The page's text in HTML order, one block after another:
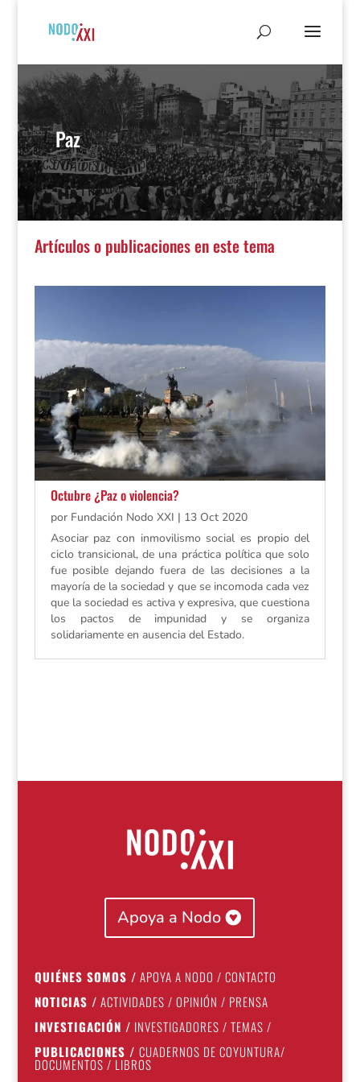
Paz
Artículos o publicaciones en este tema
Octubre ¿Paz o violencia?
por Fundación Nodo XXI | 13 Oct 2020
Asociar paz con inmovilismo social es propio del
ciclo transicional, de una práctica política que solo
fue posible dejando fuera de las decisiones a la
mayoría de la sociedad y que se incomoda cada vez
que la sociedad es activa y expresiva, que cuestiona
los pactos de impunidad y se organiza
solidariamente en ausencia del Estado.
Apoya a Nodo
QUIÉNES SOMOS / APOYA A NODO / CONTACTO
NOTICIAS / ACTIVIDADES / OPINIÓN / PRENSA
INVESTIGACIÓN / INVESTIGADORES / TEMAS /
PUBLICACIONES / CUADERNOS DE COYUNTURA/
DOCUMENTOS / LIBROS